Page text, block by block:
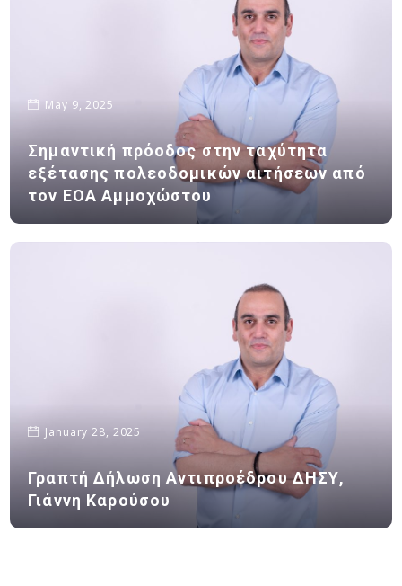
May 9, 2025
Σημαντική πρόοδος στην ταχύτητα
εξέτασης πολεοδομικών αιτήσεων από
τον ΕΟΑ Αμμοχώστου
January 28, 2025
Γραπτή Δήλωση Αντιπροέδρου ΔΗΣΥ,
Γιάννη Καρούσου